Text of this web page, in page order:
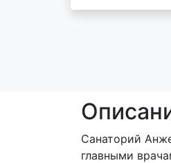
Санаторий
главными